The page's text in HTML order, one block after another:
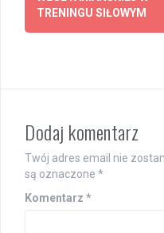
TRENINGU SIŁOWYM
Dodaj komentarz
Twój adres email nie
są oznaczone *
Komentarz *